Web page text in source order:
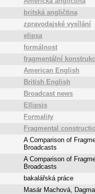
britská angličtina
zpravodajské vysílání
elipsa
formálnost
fragmentální
American English
British English
Broadcast news
Ellipsis
Formality
Fragmental
A Comparison of
Broadcasts
A Comparison of
Broadcasts
bakalářská práce
Masár Machová,